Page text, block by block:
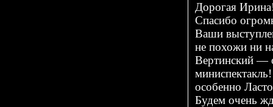
Дорогая
Спасибо
Ваши
не похожи ни
Вертинский —
особенно
Будем очень